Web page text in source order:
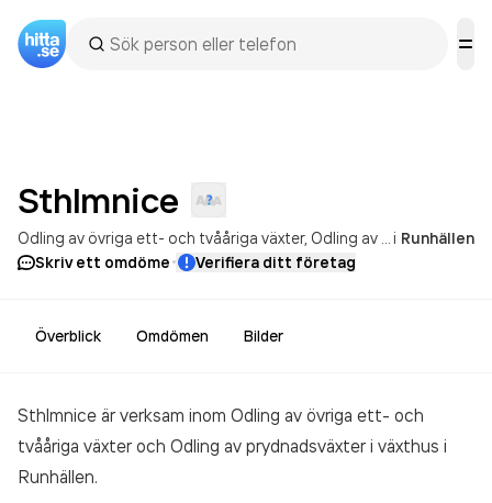
Sthlmnice
Odling av övriga ett- och tvååriga växter Odling av prydnadsväxter i växthus i Runhällen
Skriv ett omdöme· Verifiera ditt företag
Överblick Omdömen Bilder
Sthlmnice är verksam inom Odling av övriga ett- och
tvååriga växter och Odling av prydnadsväxter i växthus i
Runhällen.